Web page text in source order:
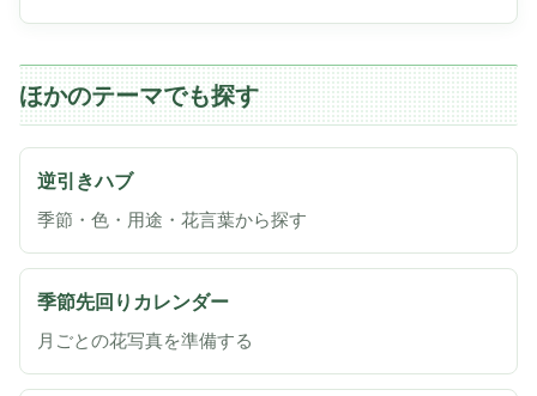
ほかのテーマでも探す
逆引きハブ
季節・色・用途・花言葉から探す
季節先回りカレンダー
月ごとの花写真を準備する